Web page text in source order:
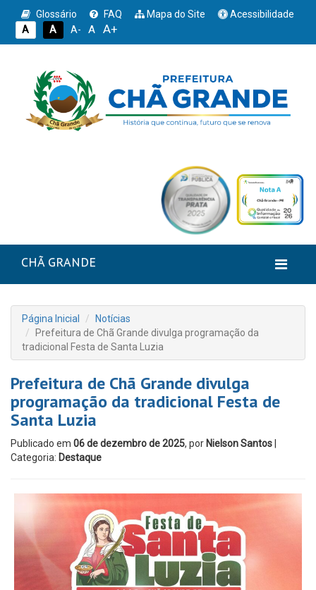
Glossário FAQ Mapa do Site
Acessibilidade
A
A A- A A+
CHÃ GRANDE
Página Inicial
Notícias
Prefeitura de Chã Grande divulga programação da
tradicional Festa de Santa Luzia
Prefeitura de Chã Grande divulga
programação da tradicional Festa de
Santa Luzia
Publicado em 06 de dezembro de 2025, por Nielson Santos
Categoria: Destaque